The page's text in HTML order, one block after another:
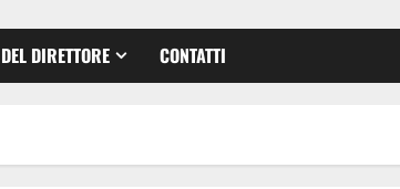
DIRETTORE CONTATTI